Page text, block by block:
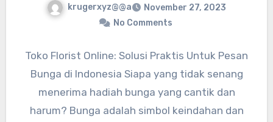
krugerxyz@@a
November 27, 2023
No Comments
Toko Florist Online: Solusi Praktis Untuk Pesan
Bunga di Indonesia Siapa yang tidak senang
menerima hadiah bunga yang cantik dan
harum? Bunga adalah simbol keindahan dan